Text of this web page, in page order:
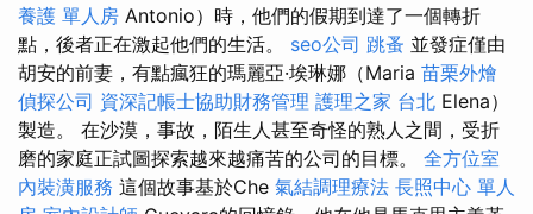
養護 單人房 Antonio）時，他們的假期到達了一個轉折
點，後者正在激起他們的生活。 seo公司 跳蚤 並發症僅由
胡安的前妻，有點瘋狂的瑪麗亞·埃琳娜（Maria 苗栗外燴
偵探公司 資深記帳士協助財務管理 護理之家 台北 Elena）
製造。 在沙漠，事故，陌生人甚至奇怪的熟人之間，受折
磨的家庭正試圖探索越來越痛苦的公司的目標。 全方位室
內裝潢服務 這個故事基於Che 氣結調理療法 長照中心 單人